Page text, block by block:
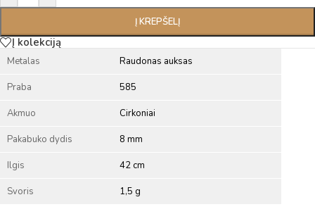
Į KREPŠELĮ
Į kolekciją
Metalas Raudonas auksas
Praba 585
Akmuo Cirkoniai
Pakabuko dydis 8 mm
Ilgis 42 cm
Svoris 1,5 g